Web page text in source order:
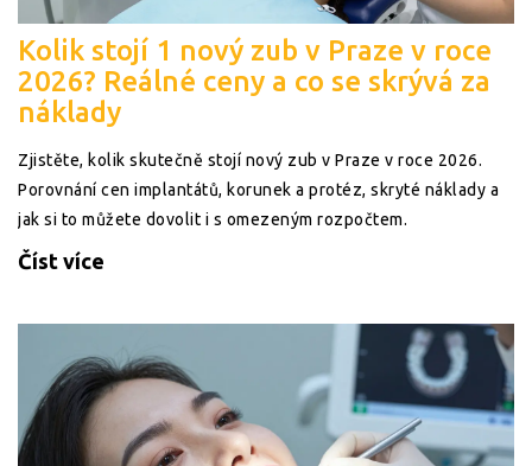
Kolik stojí 1 nový zub v Praze v roce
2026? Reálné ceny a co se skrývá za
náklady
Zjistěte, kolik skutečně stojí nový zub v Praze v roce 2026.
Porovnání cen implantátů, korunek a protéz, skryté náklady a
jak si to můžete dovolit i s omezeným rozpočtem.
Číst více